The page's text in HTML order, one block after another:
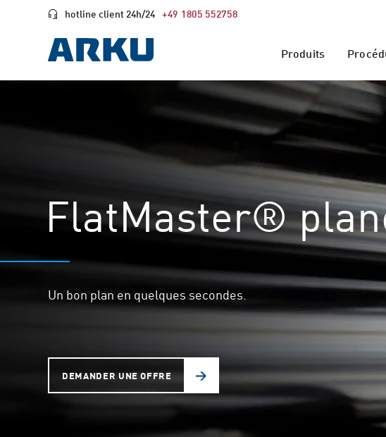
hotline client 24h/24 +49 1805 552758
Produits
FlatMaster®
Un bon plan en quelques secondes.
DEMANDER UNE OFFRE